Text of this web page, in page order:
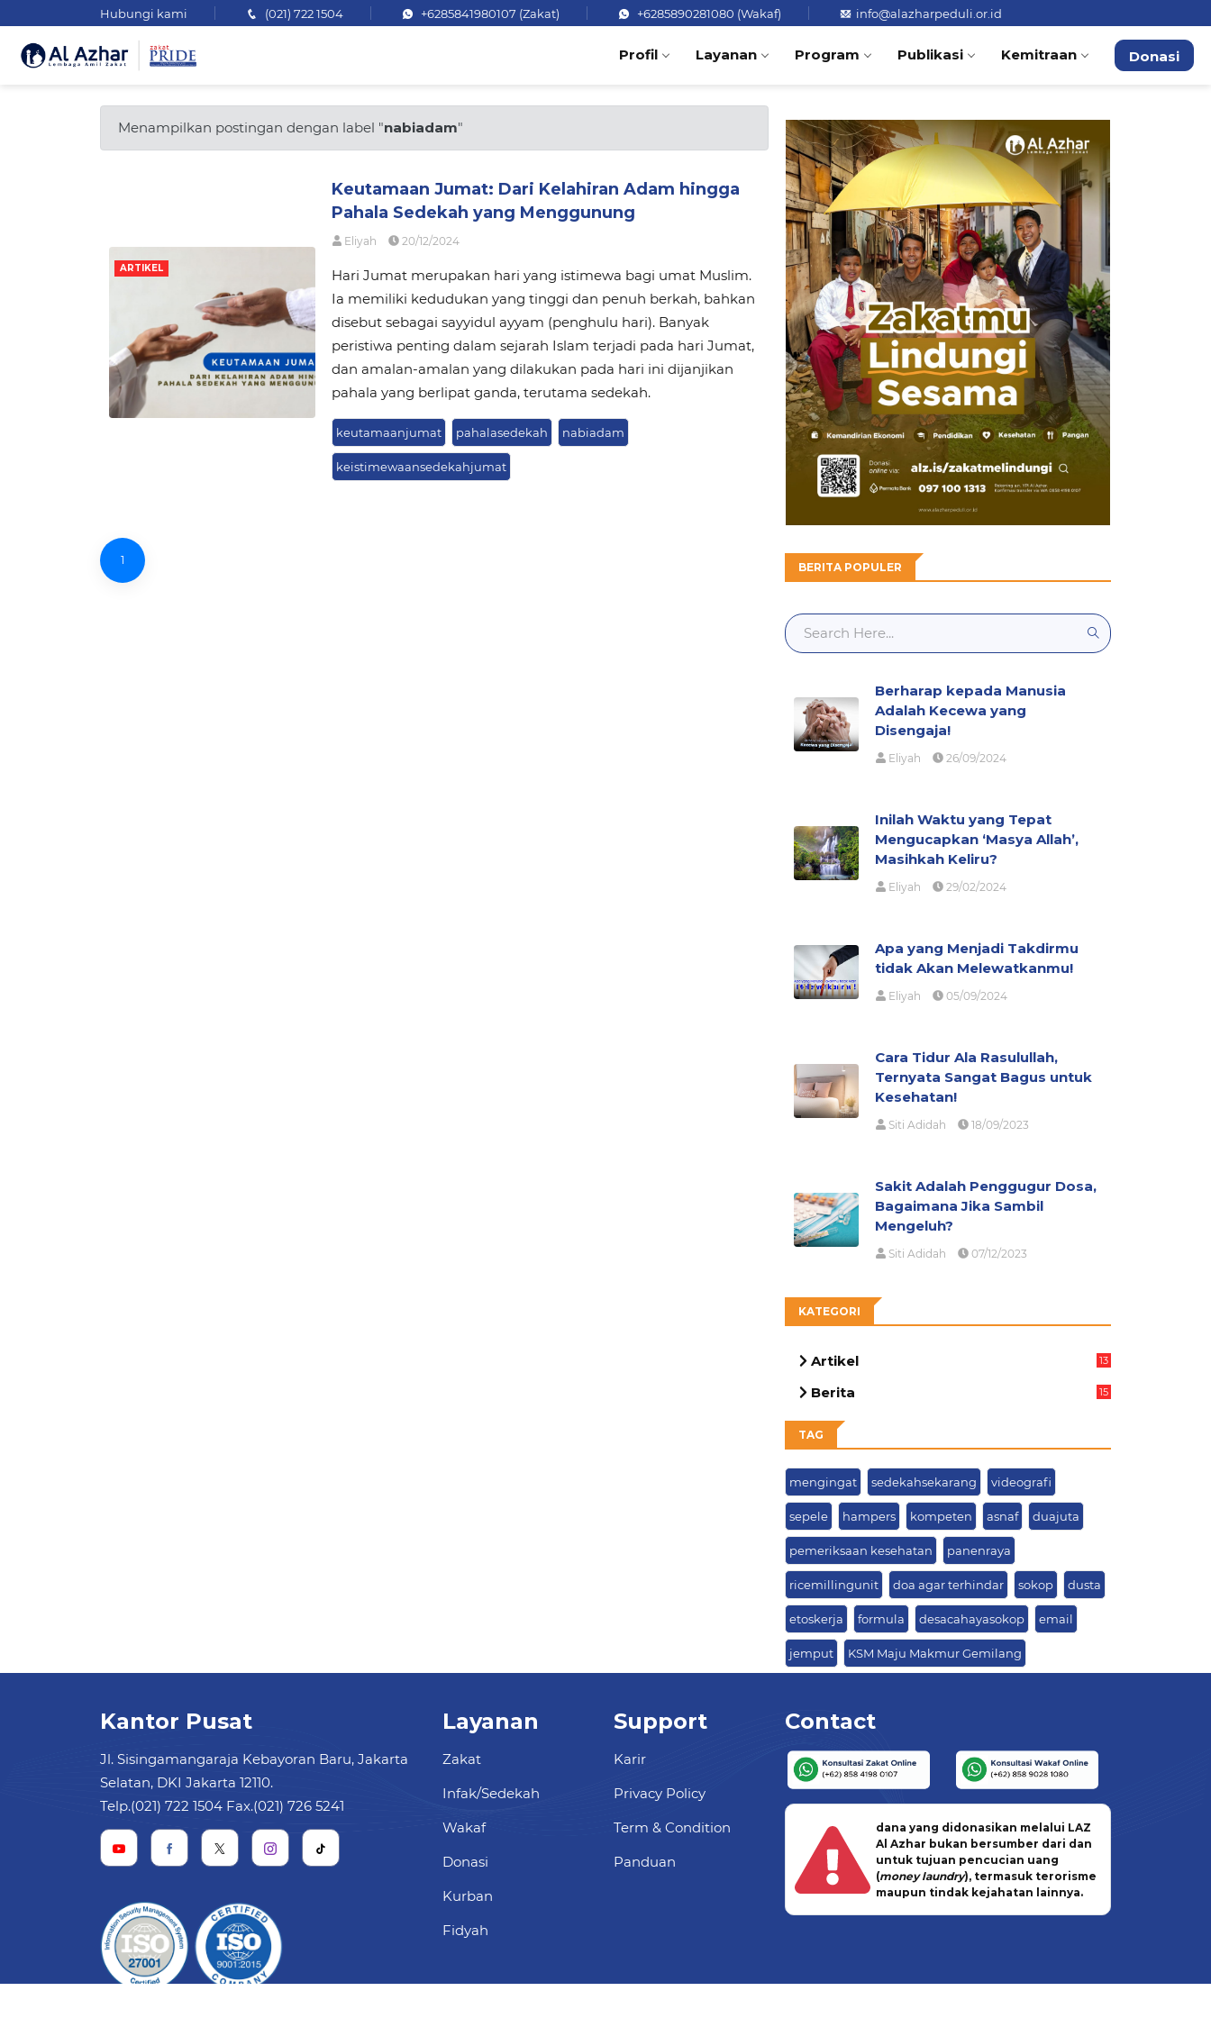
Hubungi kami (021) 722 1504 +6285841980107 (Zakat) +6285890281080 (Wakaf) info@alazharpeduli.or.id
Profil Layanan Program Publikasi Kemitraan Donasi
Menampilkan postingan dengan label "nabiadam"
ARTIKEL
Keutamaan Jumat: Dari Kelahiran Adam hingga
Pahala Sedekah yang Menggunung
Eliyah 20/12/2024
Hari Jumat merupakan hari yang istimewa bagi umat Muslim.
Ia memiliki kedudukan yang tinggi dan penuh berkah, bahkan
disebut sebagai sayyidul ayyam (penghulu hari). Banyak
peristiwa penting dalam sejarah Islam terjadi pada hari Jumat,
dan amalan-amalan yang dilakukan pada hari ini dijanjikan
pahala yang berlipat ganda, terutama sedekah.
keutamaanjumat pahalasedekah nabiadam
keistimewaansedekahjumat
1
BERITA POPULER
Berharap kepada Manusia
Adalah Kecewa yang
Disengaja!
Eliyah 26/09/2024
Inilah Waktu yang Tepat
Mengucapkan ‘Masya Allah’,
Masihkah Keliru?
Eliyah 29/02/2024
Apa yang Menjadi Takdirmu
tidak Akan Melewatkanmu!
Eliyah 05/09/2024
Cara Tidur Ala Rasulullah,
Ternyata Sangat Bagus untuk
Kesehatan!
Siti Adidah 18/09/2023
Sakit Adalah Penggugur Dosa,
Bagaimana Jika Sambil
Mengeluh?
Siti Adidah 07/12/2023
KATEGORI
Artikel
13
Berita
15
TAG
mengingat sedekahsekarang videografi
sepele hampers kompeten asnaf duajuta
pemeriksaan kesehatan panenraya
ricemillingunit doa agar terhindar sokop dusta
etoskerja formula desacahayasokop email
jemput KSM Maju Makmur Gemilang
Kantor Pusat
Jl. Sisingamangaraja Kebayoran Baru, Jakarta
Selatan, DKI Jakarta 12110.
Telp.(021) 722 1504 Fax.(021) 726 5241
Layanan
Zakat
Infak/Sedekah
Wakaf
Donasi
Kurban
Fidyah
Support
Karir
Privacy Policy
Term & Condition
Panduan
Contact
dana yang didonasikan melalui LAZ
Al Azhar bukan bersumber dari dan
untuk tujuan pencucian uang
(money laundry), termasuk terorisme
maupun tindak kejahatan lainnya.